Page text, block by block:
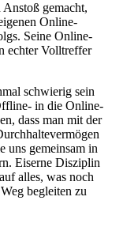
gemacht,
Online-
Seine Online-
echter Volltreffer
schwierig sein
in die Online-
dass man mit der
uns gemeinsam in
Eiserne Disziplin
alles, was noch
begleiten zu